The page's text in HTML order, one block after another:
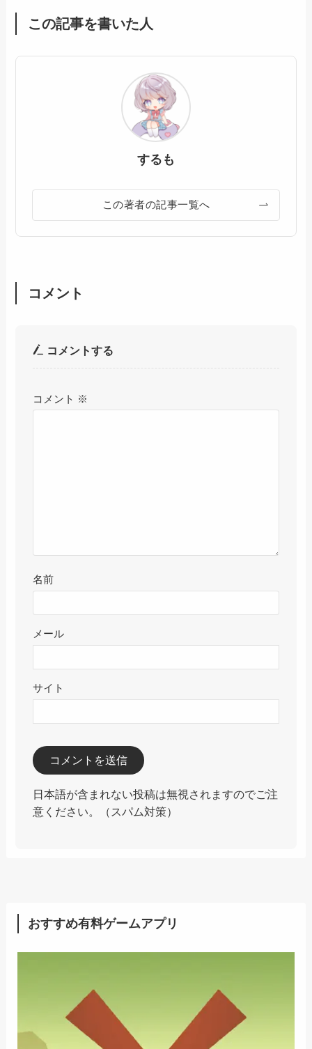
この記事を書いた人
するも
この著者の記事一覧へ
コメント
コメントする
コメント ※
名前
メール
サイト
日本語が含まれない投稿は無視されますのでご注
意ください。（スパム対策）
おすすめ有料ゲームアプリ